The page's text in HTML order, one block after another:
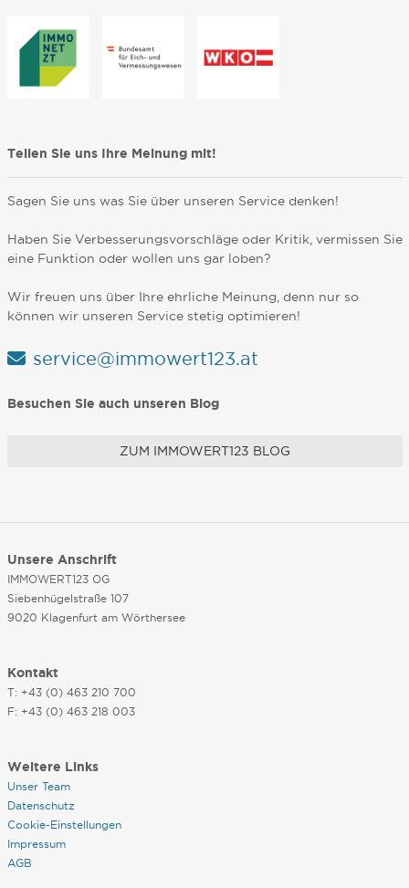
Teilen Sie uns Ihre Meinung mit!
Sagen Sie uns was Sie über unseren Service denken!
Haben Sie Verbesserungsvorschläge oder Kritik, vermissen Sie
eine Funktion oder wollen uns gar loben?
Wir freuen uns über Ihre ehrliche Meinung, denn nur so
können wir unseren Service stetig optimieren!
service@immowert123.at
Besuchen Sie auch unseren Blog
ZUM IMMOWERT123 BLOG
Unsere Anschrift
IMMOWERT123 OG
Siebenhügelstraße 107
9020 Klagenfurt am Wörthersee
Kontakt
T: +43 (0) 463 210 700
F: +43 (0) 463 218 003
Weitere Links
Unser Team
Datenschutz
Cookie-Einstellungen
Impressum
AGB